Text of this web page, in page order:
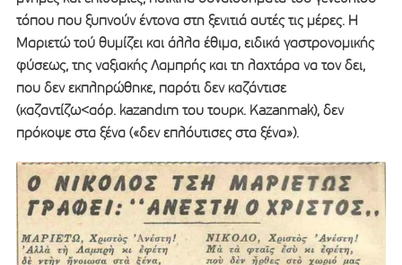
τόπου που ξυπνούν έντονα στη ξενιτιά αυτές τις μέρες. Η
Μαριετώ τού θυμίζει και άλλα έθιμα, ειδικά γαστρονομικής
φύσεως, της ναξιακής Λαμπρής και τη λαχτάρα να τον δει,
που δεν εκπληρώθηκε, παρότι δεν καζάντισε
(καζαντίζω<αόρ. kazandιm του τουρκ. Kazanmak), δεν
πρόκοψε στα ξένα («δεν επλόυτισες στα ξένα»).